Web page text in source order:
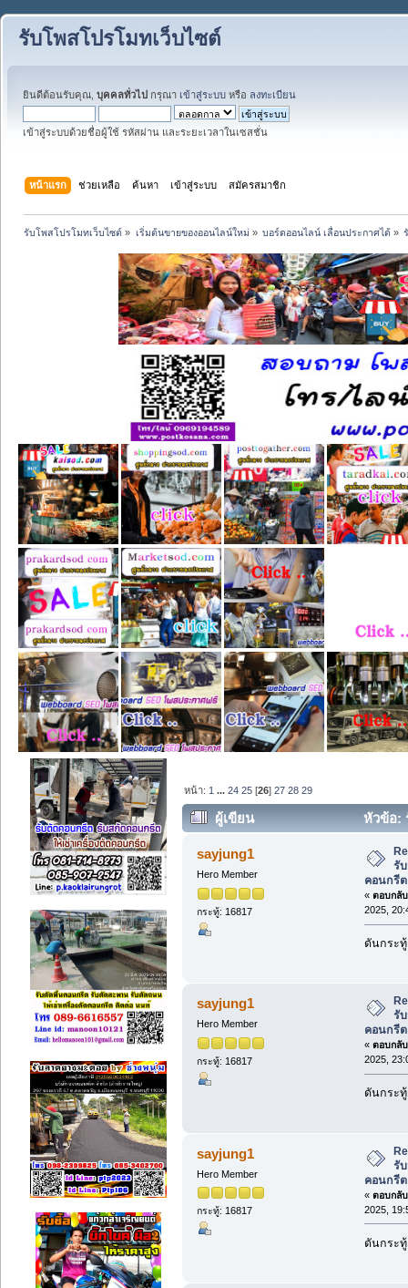
รับโพสโปรโมทเว็บไซต์
ยินดีต้อนรับคุณ, บุคคลทั่วไป กรุณา เข้าสู่ระบบ หรือ ลงทะเบียน
เข้าสู่ระบบด้วยชื่อผู้ใช้ รหัสผ่าน และระยะเวลาในเซสชั่น
หน้าแรก ช่วยเหลือ ค้นหา เข้าสู่ระบบ สมัครสมาชิก
รับโพสโปรโมทเว็บไซต์ » เริ่มต้นขายของออนไลน์ใหม่» บอร์ดออนไลน์ เลื่อนประกาศได้»
หน้า: 1 ...24 25 [26]27 28 29
ผู้เขียน
หัวข้อ:
คอนกรีต (อ่าน 64074 ครั้ง)
sayjung1
Hero Member
กระทู้: 16817
รับ
คอนกรีต
« ตอบกลั
2025,
ดันกระ
sayjung1
Hero Member
กระทู้: 16817
รับ
คอนกรีต
« ตอบกลั
2025,
ดันกระ
sayjung1
Hero Member
กระทู้: 16817
รับ
คอนกรีต
« ตอบกลั
2025,
ดันกระ